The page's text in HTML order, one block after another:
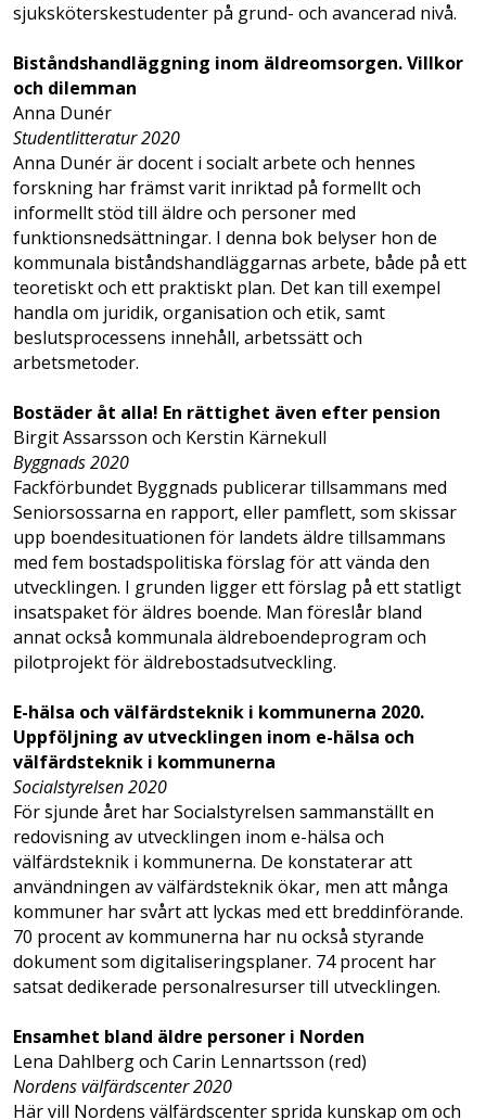
sjuksköterskestudenter på grund- och avancerad nivå.
Biståndshandläggning inom äldreomsorgen. Villkor
och dilemman
Anna Dunér
Studentlitteratur 2020
Anna Dunér är docent i socialt arbete och hennes
forskning har främst varit inriktad på formellt och
informellt stöd till äldre och personer med
funktionsnedsättningar. I denna bok belyser hon de
kommunala biståndshandläggarnas arbete, både på ett
teoretiskt och ett praktiskt plan. Det kan till exempel
handla om juridik, organisation och etik, samt
beslutsprocessens innehåll, arbetssätt och
arbetsmetoder.
Bostäder åt alla! En rättighet även efter pension
Birgit Assarsson och Kerstin Kärnekull
Byggnads 2020
Fackförbundet Byggnads publicerar tillsammans med
Seniorsossarna en rapport, eller pamflett, som skissar
upp boendesituationen för landets äldre tillsammans
med fem bostadspolitiska förslag för att vända den
utvecklingen. I grunden ligger ett förslag på ett statligt
insatspaket för äldres boende. Man föreslår bland
annat också kommunala äldreboendeprogram och
pilotprojekt för äldrebostadsutveckling.
E-hälsa och välfärdsteknik i kommunerna 2020.
Uppföljning av utvecklingen inom e-hälsa och
välfärdsteknik i kommunerna
Socialstyrelsen 2020
För sjunde året har Socialstyrelsen sammanställt en
redovisning av utvecklingen inom e-hälsa och
välfärdsteknik i kommunerna. De konstaterar att
användningen av välfärdsteknik ökar, men att många
kommuner har svårt att lyckas med ett breddinförande.
70 procent av kommunerna har nu också styrande
dokument som digitaliseringsplaner. 74 procent har
satsat dedikerade personalresurser till utvecklingen.
Ensamhet bland äldre personer i Norden
Lena Dahlberg och Carin Lennartsson (red)
Nordens välfärdscenter 2020
Här vill Nordens välfärdscenter sprida kunskap om och